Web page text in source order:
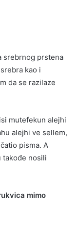
srebrnog prstena
kao i
da se razilaze
mutefekun alejhi
alejhi ve sellem,
pisma. A
takođe nosili
mimo